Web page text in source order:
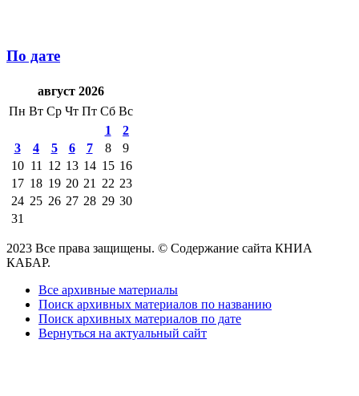
По дате
август 2026
Пн Вт Ср Чт Пт Сб Вс
1
2
3
4 5 6 7 8
9
10 11 12 13 14 15 16
17 18 19 20 21 22 23
24 25 26 27 28 29 30
31
2023 Все права защищены. © Содержание сайта КНИА
КАБАР.
Все архивные материалы
Поиск архивных материалов по названию
Поиск архивных материалов по дате
Вернуться на актуальный сайт